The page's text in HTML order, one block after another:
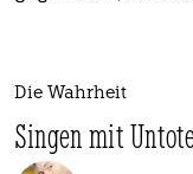
Die Wahrheit
Singen mit